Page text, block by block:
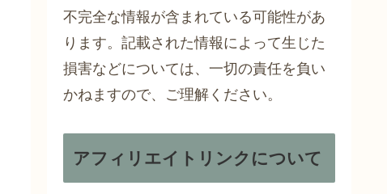
不完全な情報が含まれている可能性があ
ります。記載された情報によって生じた
損害などについては、一切の責任を負い
かねますので、ご理解ください。
アフィリエイトリンクについて